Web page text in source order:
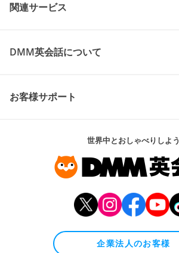
関連サービス
DMM英会話について
お客様サポート
世界中とおしゃべりしよう
企業法人のお客様